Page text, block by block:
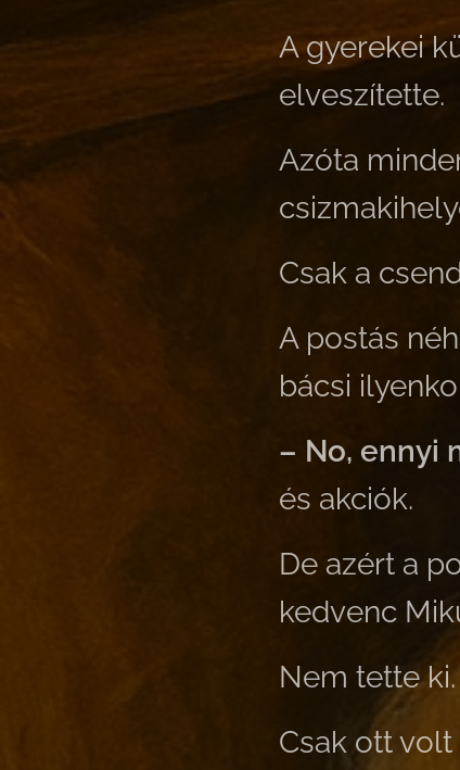
A gyerekei
elveszítette.
Azóta
Csak a
A postás
bácsi
– No, ennyi
és akciók.
De azért a
kedvenc
Nem tette ki.
Csak ott